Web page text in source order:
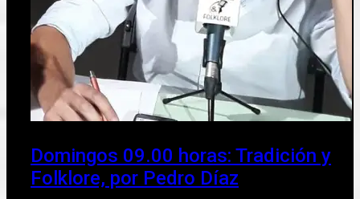
Domingos 09.00 horas: Tradición y
Folklore, por Pedro Díaz